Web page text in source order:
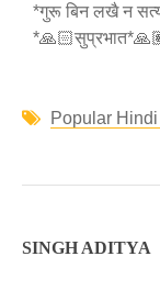
*गुरू बिन लखै न सत्य
Popular
SINGH ADITYA